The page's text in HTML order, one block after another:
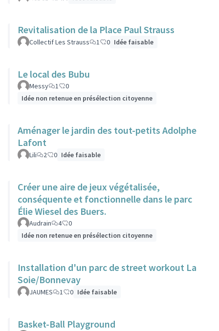
Revitalisation de la Place Paul Strauss
Collectif Les Strauss 1 0 Idée faisable
Le local des Bubu
Messy 1
0
Idée non retenue en présélection citoyenne
Aménager le jardin des tout-petits Adolphe
Lafont
Lili 2 0 Idée faisable
Créer une aire de jeux végétalisée,
conséquente et fonctionnelle dans le parc
Élie Wiesel des Buers.
Audrain 4
0
Idée non retenue en présélection citoyenne
Installation d'un parc de street workout La
Soie/Bonnevay
JAUMES 1 0 Idée faisable
Basket-Ball Playground